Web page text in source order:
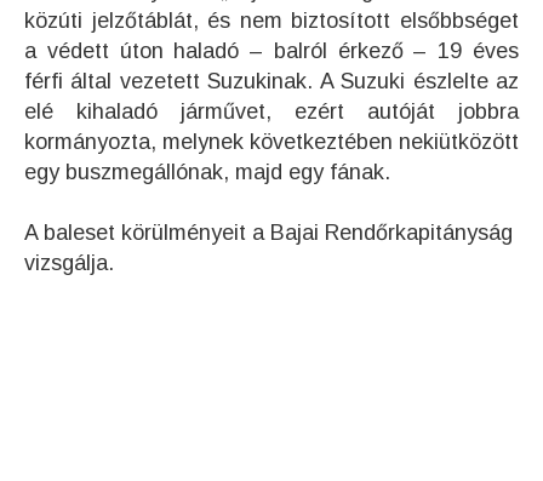
közúti jelzőtáblát, és nem biztosított elsőbbséget
a védett úton haladó – balról érkező – 19 éves
férfi által vezetett Suzukinak. A Suzuki észlelte az
elé kihaladó járművet, ezért autóját jobbra
kormányozta, melynek következtében nekiütközött
egy buszmegállónak, majd egy fának.
A baleset körülményeit a Bajai Rendőrkapitányság
vizsgálja.